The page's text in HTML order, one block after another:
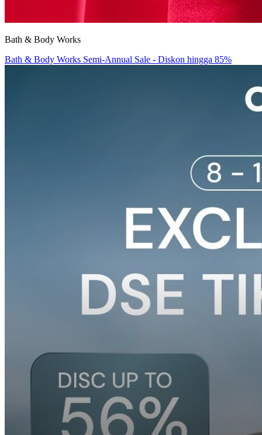
Bath & Body Works
Bath & Body Works Semi-Annual Sale - Diskon hingga 85%